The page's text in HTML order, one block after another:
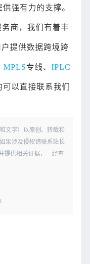
强有力的支撑。
商，我们有着丰
提供数据跨境跨
MPLS专线、IPLC
以直接联系我们
文字）以原创、转载和
果涉及侵权请联系站长
提供相关证据，一经查